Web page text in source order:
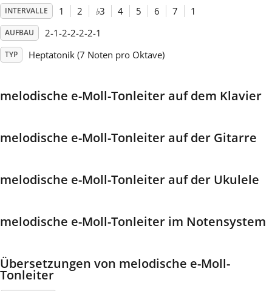
Español
日本語
Polski
INTERVALLE 1 2 ♭3 4 5 6 7 1
AUFBAU 2-1-2-2-2-2-1
TYP Heptatonik (7 Noten pro Oktave)
melodische e-Moll-Tonleiter auf dem Klavier
melodische e-Moll-Tonleiter auf der Gitarre
melodische e-Moll-Tonleiter auf der Ukulele
melodische e-Moll-Tonleiter im Notensystem
Übersetzungen von melodische e-Moll-
Tonleiter